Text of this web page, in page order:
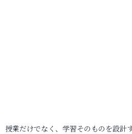
授業だけでなく、学習そのものを設計